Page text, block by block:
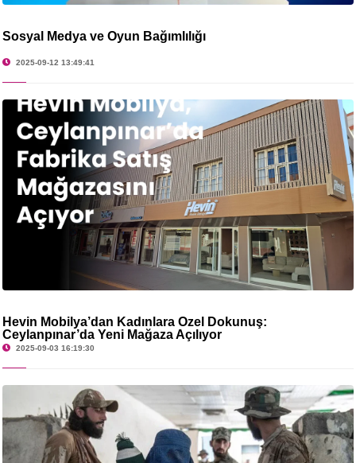
Sosyal Medya ve Oyun Bağımlılığı
2025-09-12 13:49:41
Hevin Mobilya’dan Kadınlara Özel Dokunuş:
Ceylanpınar’da Yeni Mağaza Açılıyor
2025-09-03 16:19:30